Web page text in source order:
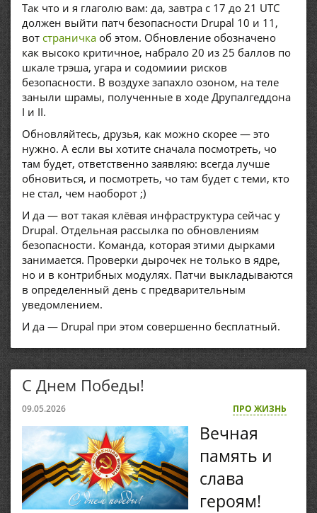
Так что и я глаголю вам: да, завтра с 17 до 21 UTC
должен выйти патч безопасности Drupal 10 и 11,
вот страничка об этом. Обновление обозначено
как высоко критичное, набрало 20 из 25 баллов по
шкале трэша, угара и содомиии рисков
безопасности. В воздухе запахло озоном, на теле
заныли шрамы, полученные в ходе Друпалгеддона
I и II.
Обновляйтесь, друзья, как можно скорее — это
нужно. А если вы хотите сначала посмотреть, чо
там будет, ответственно заявляю: всегда лучше
обновиться, и посмотреть, чо там будет с теми, кто
не стал, чем наоборот ;)
И да — вот такая клёвая инфраструктура сейчас у
Drupal. Отдельная рассылка по обновлениям
безопасности. Команда, которая этими дырками
занимается. Проверки дырочек не только в ядре,
но и в контрибных модулях. Патчи выкладываются
в определенный день с предварительным
уведомлением.
И да — Drupal при этом совершенно бесплатный.
С Днем Победы!
09.05.2026 ПРО ЖИЗНЬ
Вечная
память и
слава
героям!